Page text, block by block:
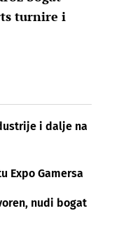
turnire i
i dalje na
Expo Gamersa
nudi bogat